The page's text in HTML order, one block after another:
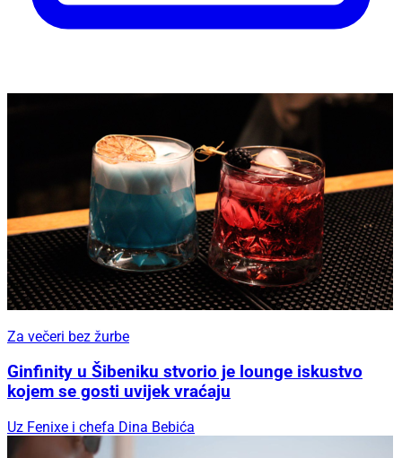
Za večeri bez žurbe
Ginfinity u Šibeniku stvorio je lounge iskustvo
kojem se gosti uvijek vraćaju
Uz Fenixe i chefa Dina Bebića